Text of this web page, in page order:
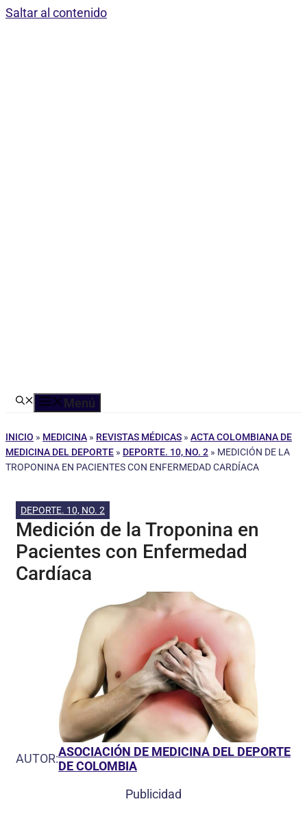
Saltar al contenido
Menú
INICIO » MEDICINA » REVISTAS MÉDICAS » ACTA COLOMBIANA DE
MEDICINA DEL DEPORTE » DEPORTE. 10, NO. 2 » MEDICIÓN DE LA
TROPONINA EN PACIENTES CON ENFERMEDAD CARDÍACA
DEPORTE. 10, NO. 2
Medición de la Troponina en
Pacientes con Enfermedad
Cardíaca
AUTOR:ASOCIACIÓN DE MEDICINA DEL DEPORTE
DE COLOMBIA
Publicidad